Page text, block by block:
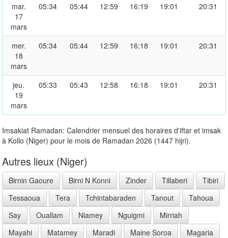
mar.
17
mars
05:34 05:44 12:59 16:19 19:01 20:31
mer.
18
mars
05:34 05:44 12:59 16:18 19:01 20:31
jeu.
19
mars
05:33 05:43 12:58 16:18 19:01 20:31
Imsakiat Ramadan: Calendrier mensuel des horaires d'iftar et imsak
à Kollo (Niger) pour le mois de Ramadan 2026 (1447 hijri).
Autres lieux (Niger)
Birnin Gaoure Birni N Konni Zinder Tillaberi
Tibiri
Tessaoua
Tera Tchintabaraden Tanout
Tahoua
Say
Ouallam Niamey Nguigmi
Mirriah
Mayahi
Matamey Maradi Maine Soroa
Magaria